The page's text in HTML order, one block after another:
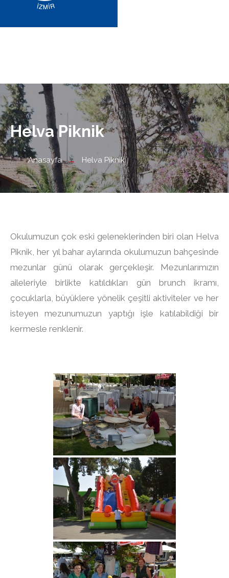
Helva Piknik
Anasayfa Helva Piknik
Okulumuzun çok eski geleneklerinden biri olan Helva
Piknik, her yıl bahar aylarında okulumuzun bahçesinde
mezunlar günü olarak gerçekleşir. Mezunlarımızın
aileleriyle birlikte katıldıkları gün brunch ikramı,
çocuklarla, büyüklere yönelik çeşitli aktiviteler ve her
isteyen mezunumuzun yaptığı işle katılabildiği bir
kermesle renklenir.